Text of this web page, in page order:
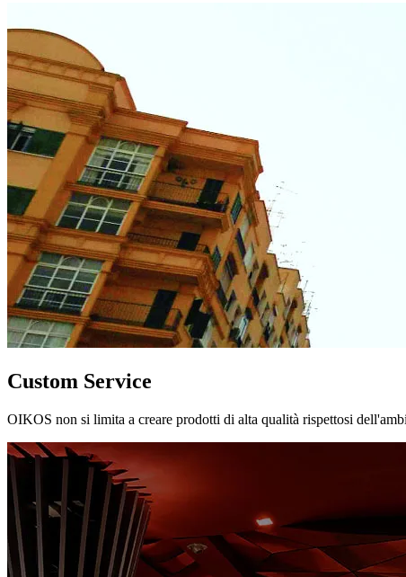
Custom Service
OIKOS non si limita a creare prodotti di alta qualità rispettosi